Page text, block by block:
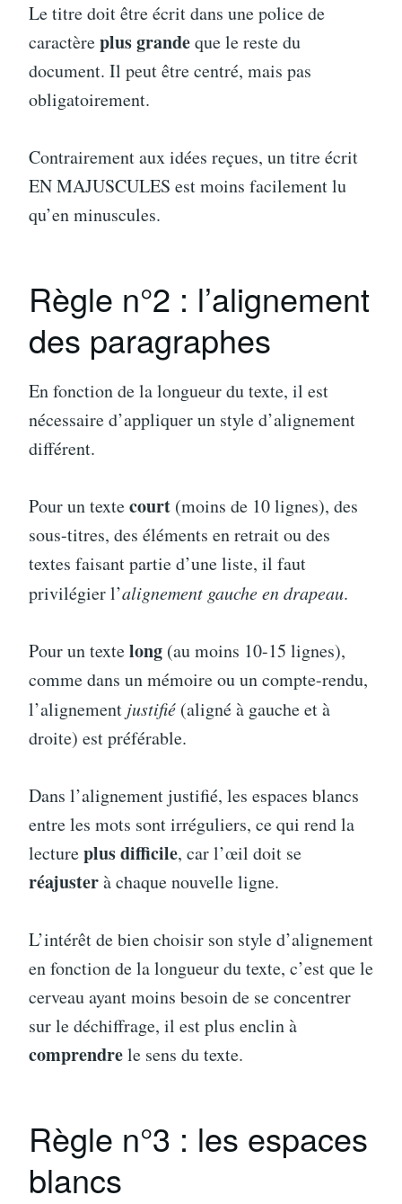
Le titre doit être écrit dans une police de
caractèreplus grandeque le reste du
document. Il peut être centré, mais pas
obligatoirement.
Contrairement aux idées reçues, un titre écrit
EN MAJUSCULES est moins facilement lu
qu’en minuscules.
Règle n°2 : l’alignement
des paragraphes
En fonction de la longueur du texte, il est
nécessaire d’appliquer un style d’alignement
différent.
Pour un textecourt (moins de 10 lignes), des
sous-titres, des éléments en retrait ou des
textes faisant partie d’une liste, il faut
privilégier l’alignement gauche en drapeau.
Pour un textelong (au moins 10-15 lignes),
comme dans un mémoire ou un compte-rendu,
l’alignement justifié (aligné à gauche et à
droite) est préférable.
Dans l’alignement justifié, les espaces blancs
entre les mots sont irréguliers, ce qui rend la
lectureplus difficile, car l’œil doit se
réajusterà chaque nouvelle ligne.
L’intérêt de bien choisir son style d’alignement
en fonction de la longueur du texte, c’est que le
cerveau ayant moins besoin de se concentrer
sur le déchiffrage, il est plus enclin à
comprendrele sens du texte.
Règle n°3 : les espaces
blancs